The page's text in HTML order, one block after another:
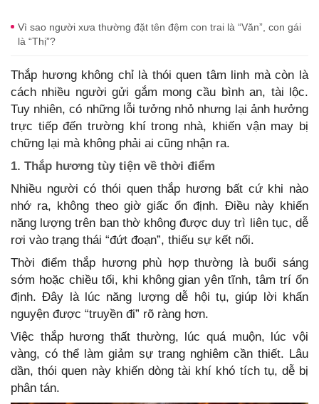
Vì sao người xưa thường đặt tên đệm con trai là “Văn”, con gái
là “Thị”?
Thắp hương không chỉ là thói quen tâm linh mà còn là
cách nhiều người gửi gắm mong cầu bình an, tài lộc.
Tuy nhiên, có những lỗi tưởng nhỏ nhưng lại ảnh hưởng
trực tiếp đến trường khí trong nhà, khiến vận may bị
chững lại mà không phải ai cũng nhận ra.
1. Thắp hương tùy tiện về thời điểm
Nhiều người có thói quen thắp hương bất cứ khi nào
nhớ ra, không theo giờ giấc ổn định. Điều này khiến
năng lượng trên ban thờ không được duy trì liên tục, dễ
rơi vào trạng thái “đứt đoạn”, thiếu sự kết nối.
Thời điểm thắp hương phù hợp thường là buổi sáng
sớm hoặc chiều tối, khi không gian yên tĩnh, tâm trí ổn
định. Đây là lúc năng lượng dễ hội tụ, giúp lời khấn
nguyện được “truyền đi” rõ ràng hơn.
Việc thắp hương thất thường, lúc quá muộn, lúc vội
vàng, có thể làm giảm sự trang nghiêm cần thiết. Lâu
dần, thói quen này khiến dòng tài khí khó tích tụ, dễ bị
phân tán.